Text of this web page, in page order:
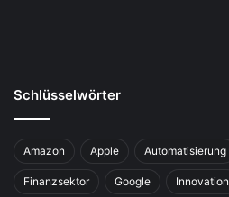
Schlüsselwörter
Amazon Apple Automatisierung
Finanzsektor Google Innovation